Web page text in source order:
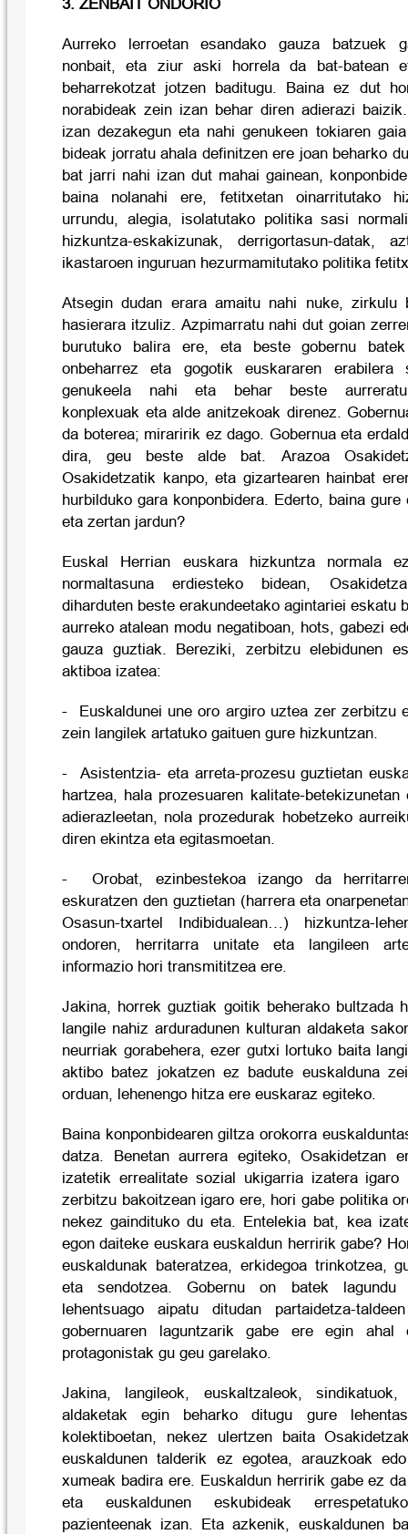
3. ZENBAIT ONDORIO
Aurreko lerroetan esandako gauza batzuek
nonbait, eta ziur aski horrela da bat-batean
beharrekotzat jotzen baditugu. Baina ez dut
norabideak zein izan behar diren adierazi
izan dezakegun eta nahi genukeen tokiaren
bideak jorratu ahala definitzen ere joan beharko
bat jarri nahi izan dut mahai gainean,
baina nolanahi ere, fetitxetan oinarritutako
urrundu, alegia, isolatutako politika sasi
hizkuntza-eskakizunak, derrigortasun-datak,
ikastaroen inguruan hezurmamitutako politika
Atsegin dudan erara amaitu nahi nuke, zirkulu
hasierara itzuliz. Azpimarratu nahi dut goian
burutuko balira ere, eta beste gobernu
onbeharrez eta gogotik euskararen erabilera
genukeela nahi eta behar beste
konplexuak eta alde anitzekoak direnez.
da boterea; miraririk ez dago. Gobernua eta
dira, geu beste alde bat. Arazoa
Osakidetzatik kanpo, eta gizartearen hainbat
hurbilduko gara konponbidera. Ederto, baina
eta zertan jardun?
Euskal Herrian euskara hizkuntza normala
normaltasuna erdiesteko bidean,
diharduten beste erakundeetako agintariei eskatu
aurreko atalean modu negatiboan, hots, gabezi
gauza guztiak. Bereziki, zerbitzu elebidunen
aktiboa izatea:
- Euskaldunei une oro argiro uztea zer zerbitzu
zein langilek artatuko gaituen gure hizkuntzan.
- Asistentzia- eta arreta-prozesu guztietan
hartzea, hala prozesuaren kalitate-
adierazleetan, nola prozedurak hobetzeko
diren ekintza eta egitasmoetan.
- Orobat, ezinbestekoa izango da
eskuratzen den guztietan (harrera eta
Osasun-txartel Indibidualean…) hizkuntza-
ondoren, herritarra unitate eta langileen
informazio hori transmititzea ere.
Jakina, horrek guztiak goitik beherako bultzada
langile nahiz arduradunen kulturan aldaketa
neurriak gorabehera, ezer gutxi lortuko baita
aktibo batez jokatzen ez badute euskalduna
orduan, lehenengo hitza ere euskaraz egiteko.
Baina konponbidearen giltza orokorra
datza. Benetan aurrera egiteko, Osakidetzan
izatetik errealitate sozial ukigarria izatera igaro
zerbitzu bakoitzean igaro ere, hori gabe politika
nekez gaindituko du eta. Entelekia bat, kea
egon daiteke euskara euskaldun herririk gabe?
euskaldunak bateratzea, erkidegoa trinkotzea,
eta sendotzea. Gobernu on batek lagundu
lehentsuago aipatu ditudan partaidetza-
gobernuaren laguntzarik gabe ere egin ahal
protagonistak gu geu garelako.
Jakina, langileok, euskaltzaleok,
aldaketak egin beharko ditugu gure
kolektiboetan, nekez ulertzen baita
euskaldunen talderik ez egotea, arauzkoak
xumeak badira ere. Euskaldun herririk gabe ez
eta euskaldunen eskubideak
pazienteenak izan. Eta azkenik, euskaldunen